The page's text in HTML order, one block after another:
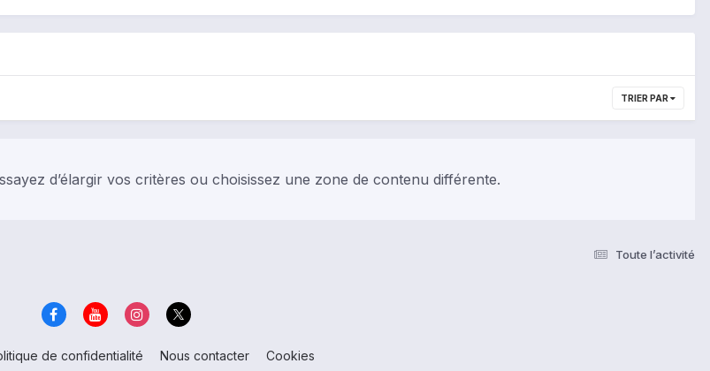
TRIER PAR
d’élargir vos critères ou choisissez une zone de contenu différente.
Toute l’activité
de confidentialité Nous contacter Cookies